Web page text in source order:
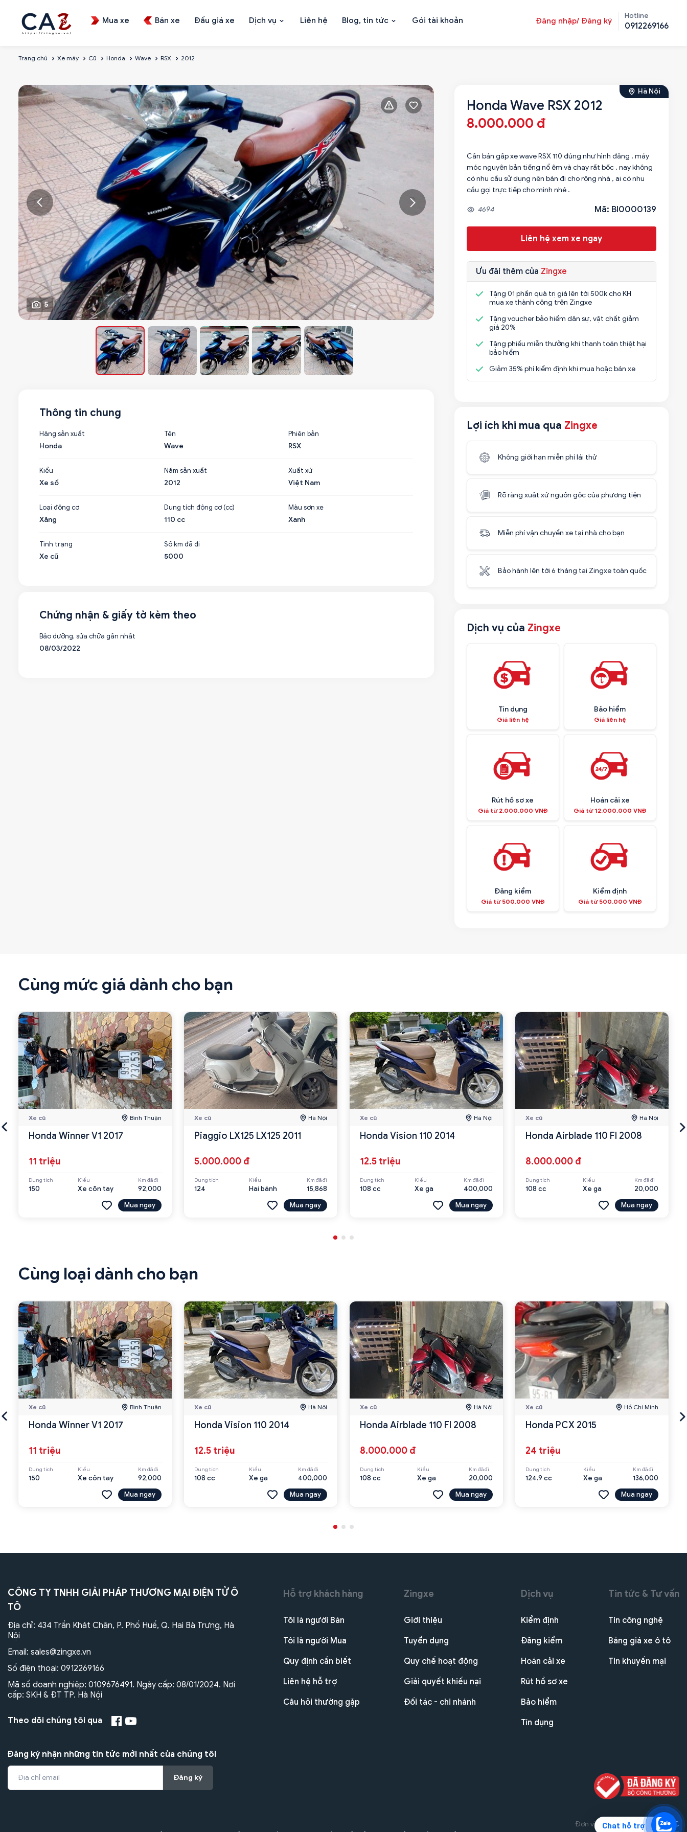
Chat hỗ trợ
Mua xe Bán xe Đấu giá xe Dịch vụ Liên hệ Blog, tin tức Gói tài khoản Đăng nhập/ Đăng ký
Hotline
0912269166
Trang chủ Xe máy Cũ Honda Wave RSX 2012
5
Hà Nội
Honda Wave RSX 2012
8.000.000 đ
Cần bán gấp xe wave RSX 110 đúng như hình đăng , máy
móc nguyên bản tiếng nổ êm và chạy rất bốc , nay không
có nhu cầu sử dụng nên bán đi cho rộng nhà , ai có nhu
cầu gọi trực tiếp cho mình nhé .
4694 Mã: BI0000139
Liên hệ xem xe ngay
Ưu đãi thêm của Zingxe
Tặng 01 phần quà trị giá lên tới 500k cho KH
mua xe thành công trên Zingxe
Tặng voucher bảo hiểm dân sự, vật chất giảm
giá 20%
Tặng phiếu miễn thưởng khi thanh toán thiệt hại
bảo hiểm
Giảm 35% phí kiểm định khi mua hoặc bán xe
Lợi ích khi mua qua Zingxe
Không giới hạn miễn phí lái thử
Rõ ràng xuất xứ nguồn gốc của phương tiện
Miễn phí vận chuyển xe tại nhà cho bạn
Bảo hành lên tới 6 tháng tại Zingxe toàn quốc
Dịch vụ của Zingxe
Tín dụng
Giá liên hệ
Bảo hiểm
Giá liên hệ
Rút hồ sơ xe
Giá từ 2.000.000 VNĐ
Hoán cải xe
Giá từ 12.000.000 VNĐ
Đăng kiểm
Giá từ 500.000 VNĐ
Kiểm định
Giá từ 500.000 VNĐ
Thông tin chung
Hãng sản xuất
Honda
Tên
Wave
Phiên bản
RSX
Kiểu
Xe số
Năm sản xuất
2012
Xuất xứ
Việt Nam
Loại động cơ
Xăng
Dung tích động cơ (cc)
110 cc
Màu sơn xe
Xanh
Tình trạng
Xe cũ
Số km đã đi
5000
Chứng nhận & giấy tờ kèm theo
Bảo dưỡng, sửa chữa gần nhất
08/03/2022
Cùng mức giá dành cho bạn
Xe cũ Bình Thuận
Honda Winner V1 2017
11 triệu
Dung tích
150
Kiểu
Xe côn tay
Km đã đi
92,000
Mua ngay
Xe cũ Hà Nội
Piaggio LX125 LX125 2011
5.000.000 đ
Dung tích
124
Kiểu
Hai bánh
Km đã đi
15,868
Mua ngay
Xe cũ Hà Nội
Honda Vision 110 2014
12.5 triệu
Dung tích
108 cc
Kiểu
Xe ga
Km đã đi
400,000
Mua ngay
Xe cũ Hà Nội
Honda Airblade 110 FI 2008
8.000.000 đ
Dung tích
108 cc
Kiểu
Xe ga
Km đã đi
20,000
Mua ngay
Cùng loại dành cho bạn
Xe cũ Bình Thuận
Honda Winner V1 2017
11 triệu
Dung tích
150
Kiểu
Xe côn tay
Km đã đi
92,000
Mua ngay
Xe cũ Hà Nội
Honda Vision 110 2014
12.5 triệu
Dung tích
108 cc
Kiểu
Xe ga
Km đã đi
400,000
Mua ngay
Xe cũ Hà Nội
Honda Airblade 110 FI 2008
8.000.000 đ
Dung tích
108 cc
Kiểu
Xe ga
Km đã đi
20,000
Mua ngay
Xe cũ Hồ Chí Minh
Honda PCX 2015
24 triệu
Dung tích
124.9 cc
Kiểu
Xe ga
Km đã đi
136,000
Mua ngay
CÔNG TY TNHH GIẢI PHÁP THƯƠNG MẠI ĐIỆN TỬ Ô
TÔ
Địa chỉ: 434 Trần Khát Chân, P. Phố Huế, Q. Hai Bà Trưng, Hà
Nội
Email: sales@zingxe.vn
Số điện thoại: 0912269166
Mã số doanh nghiệp: 0109676491. Ngày cấp: 08/01/2024. Nơi
cấp: SKH & ĐT TP. Hà Nội
Theo dõi chúng tôi qua
Đăng ký nhận những tin tức mới nhất của chúng tôi
Đăng ký
Hỗ trợ khách hàng
Tôi là người Bán
Tôi là người Mua
Quy định cần biết
Liên hệ hỗ trợ
Câu hỏi thường gặp
Zingxe
Giới thiệu
Tuyển dụng
Quy chế hoạt động
Giải quyết khiếu nại
Đối tác - chi nhánh
Dịch vụ
Kiểm định
Đăng kiểm
Hoán cải xe
Rút hồ sơ xe
Bảo hiểm
Tín dụng
Tin tức & Tư vấn
Tin công nghệ
Bảng giá xe ô tô
Tin khuyến mại
Đơn vị triển khai dự án THG JSC